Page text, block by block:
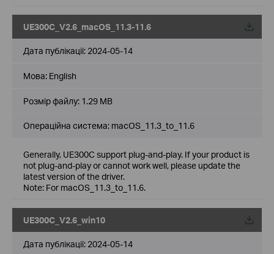
UE300C_V2.6_macOS_11.3-11.6
Дата публікації: 2024-05-14
Мова: English
Розмір файлу: 1.29 MB
Операційна система: macOS_11.3_to_11.6
Generally, UE300C support plug-and-play. If your product is
not plug-and-play or cannot work well, please update the
latest version of the driver.
Note: For macOS_11.3_to_11.6.
UE300C_V2.6_win10
Дата публікації: 2024-05-14